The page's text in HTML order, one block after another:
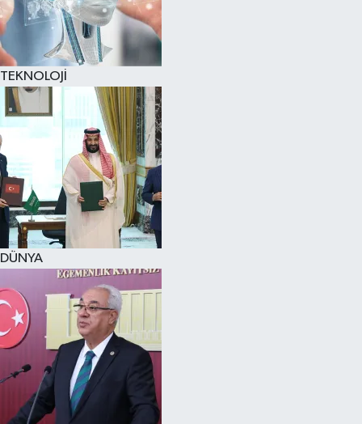
TEKNOLOJİ
DÜNYA